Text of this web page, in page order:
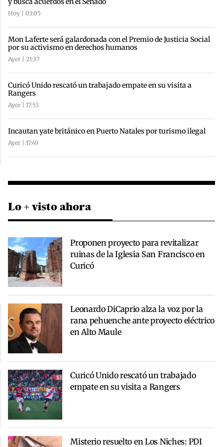
Hoy | 03:05
Mon Laferte será galardonada con el Premio de Justicia Social
por su activismo en derechos humanos
Ayer | 21:37
Curicó Unido rescató un trabajado empate en su visita a
Rangers
Ayer | 17:53
Incautan yate británico en Puerto Natales por turismo ilegal
Ayer | 17:49
Lo + visto ahora
Proponen proyecto para revitalizar
ruinas de la Iglesia San Francisco en
Curicó
Leonardo DiCaprio alza la voz por la
rana pehuenche ante proyecto eléctrico
en Alto Maule
Curicó Unido rescató un trabajado
empate en su visita a Rangers
Misterio resuelto en Los Niches: PDI